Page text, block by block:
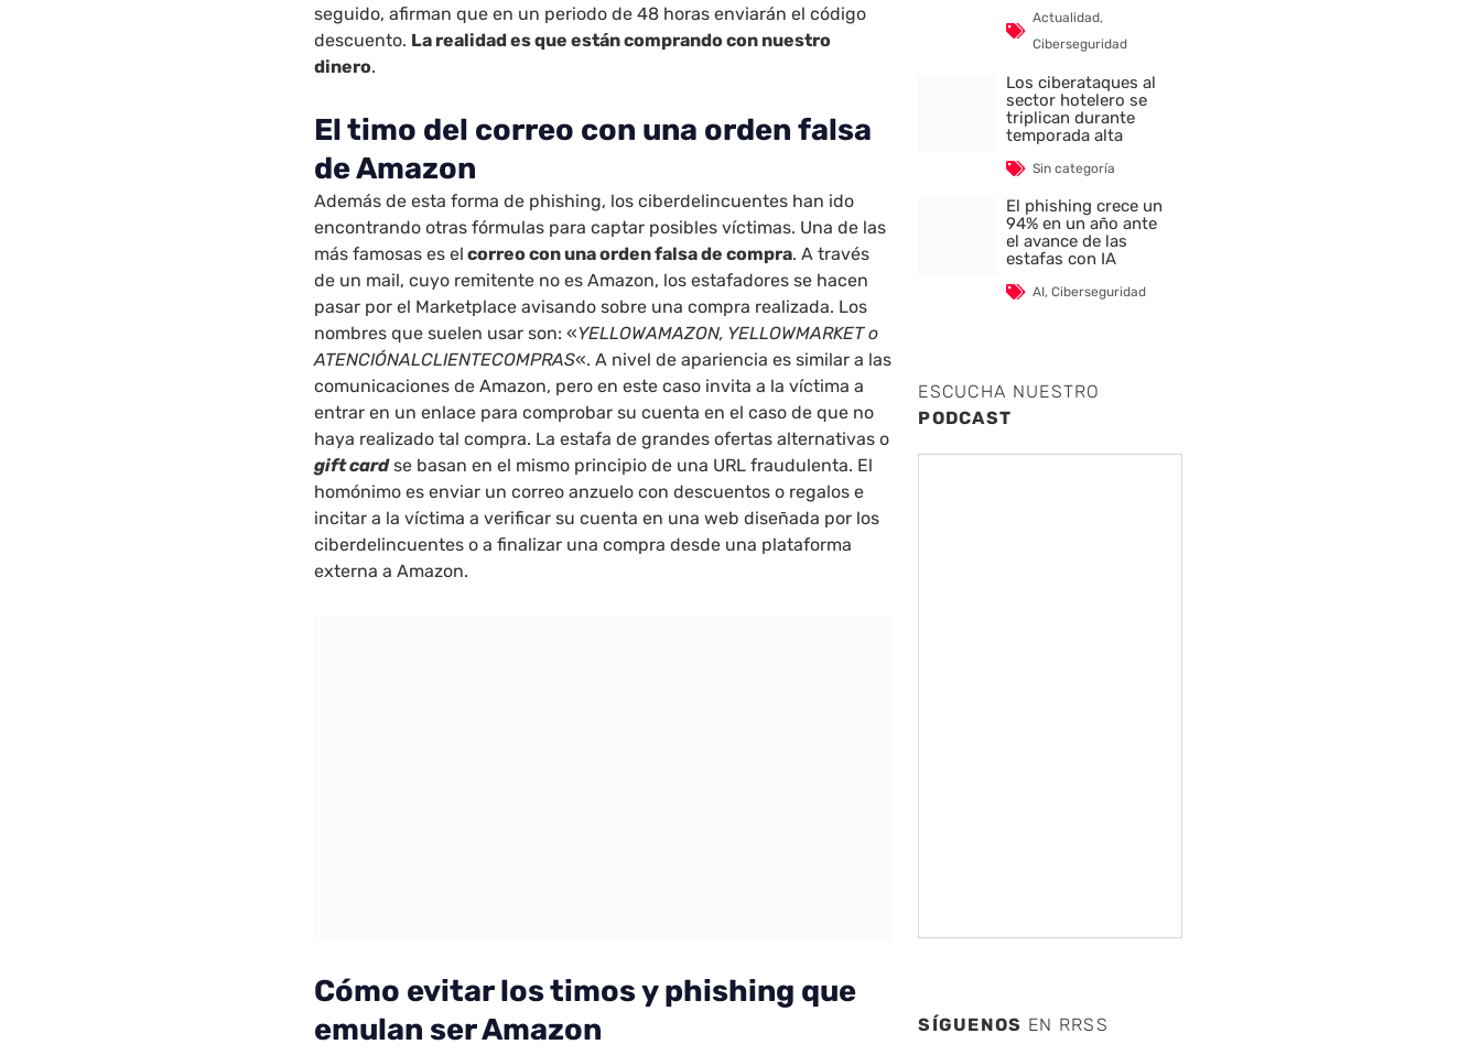
seguido, afirman que en un periodo de 48 horas enviarán el código
descuento. La realidad es que están comprando con nuestro
dinero.
El timo del correo con una orden falsa
de Amazon
Además de esta forma de phishing, los ciberdelincuentes han ido
encontrando otras fórmulas para captar posibles víctimas. Una de las
más famosas es el correo con una orden falsa de compra. A través
de un mail, cuyo remitente no es Amazon, los estafadores se hacen
pasar por el Marketplace avisando sobre una compra realizada. Los
nombres que suelen usar son: «YELLOWAMAZON, YELLOWMARKET o
ATENCIÓNALCLIENTECOMPRAS«. A nivel de apariencia es similar a las
comunicaciones de Amazon, pero en este caso invita a la víctima a
entrar en un enlace para comprobar su cuenta en el caso de que no
haya realizado tal compra. La estafa de grandes ofertas alternativas o
gift card se basan en el mismo principio de una URL fraudulenta. El
homónimo es enviar un correo anzuelo con descuentos o regalos e
incitar a la víctima a verificar su cuenta en una web diseñada por los
ciberdelincuentes o a finalizar una compra desde una plataforma
externa a Amazon.
Cómo evitar los timos y phishing que
emulan ser Amazon
Actualidad,
Ciberseguridad
Los ciberataques al
sector hotelero se
triplican durante
temporada alta
Sin categoría
El phishing crece un
94% en un año ante
el avance de las
estafas con IA
AI,Ciberseguridad
ESCUCHA NUESTRO
PODCAST
SÍGUENOS EN RRSS